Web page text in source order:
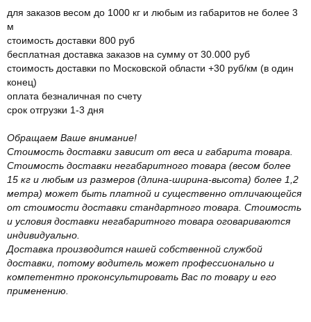
для заказов весом до 1000 кг и любым из габаритов не более 3
м
стоимость доставки 800 руб
бесплатная доставка заказов на сумму от 30.000 руб
стоимость доставки по Московской области +30 руб/км (в один
конец)
оплата безналичная по счету
срок отгрузки 1-3 дня
Обращаем Ваше внимание!
Стоимость доставки зависит от веса и габарита товара.
Стоимость доставки негабаритного товара (весом более
15 кг и любым из размеров (длина-ширина-высота) более 1,2
метра) может быть платной и существенно отличающейся
от стоимости доставки стандартного товара. Стоимость
и условия доставки негабаритного товара оговариваются
индивидуально.
Доставка производится нашей собственной службой
доставки, потому водитель может профессионально и
компетентно проконсультировать Вас по товару и его
применению.